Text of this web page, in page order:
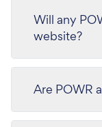
Will any
website?
Are POWR